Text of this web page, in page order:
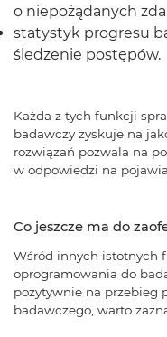
o niepożądanych
statystyk progresu
śledzenie postępów.
Każda z tych funkcji
badawczy zyskuje na
rozwiązań pozwala na
w odpowiedzi na
Co jeszcze ma do
Wśród innych istotnych
oprogramowania do
pozytywnie na przebieg
badawczego, warto